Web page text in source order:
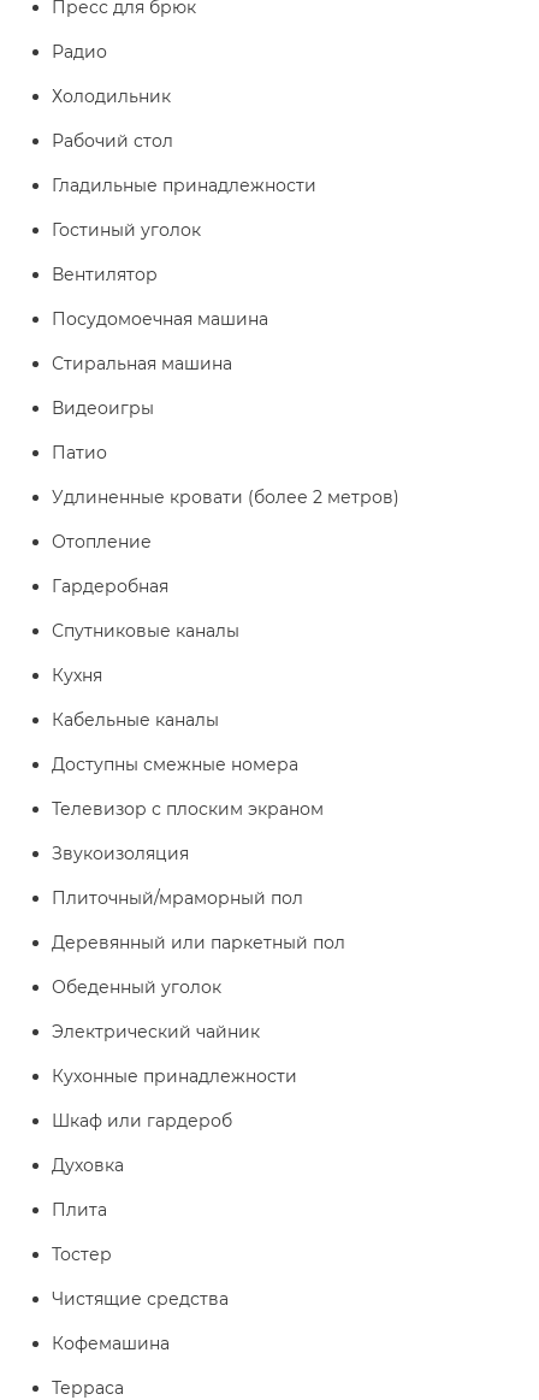
Пресс для брюк
Радио
Холодильник
Рабочий стол
Гладильные принадлежности
Гостиный уголок
Вентилятор
Посудомоечная машина
Стиральная машина
Видеоигры
Патио
Удлиненные кровати (более 2 метров)
Отопление
Гардеробная
Спутниковые каналы
Кухня
Кабельные каналы
Доступны смежные номера
Телевизор с плоским экраном
Звукоизоляция
Плиточный/мраморный пол
Деревянный или паркетный пол
Обеденный уголок
Электрический чайник
Кухонные принадлежности
Шкаф или гардероб
Духовка
Плита
Тостер
Чистящие средства
Кофемашина
Терраса